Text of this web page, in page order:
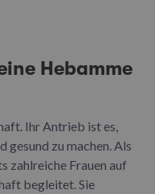
Hebamme
Ihr Antrieb ist es,
gesund zu machen. Als
zahlreiche Frauen auf
begleitet. Sie